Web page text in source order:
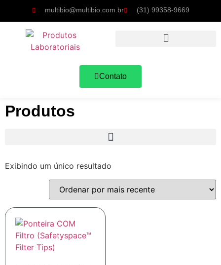
multibio@multibio.com.br (31) 99358-9669
Contato
Produtos
Exibindo um único resultado